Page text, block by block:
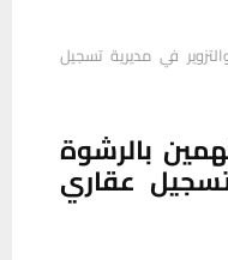
في مديرية تسجيل
بالرشوة
عقاري